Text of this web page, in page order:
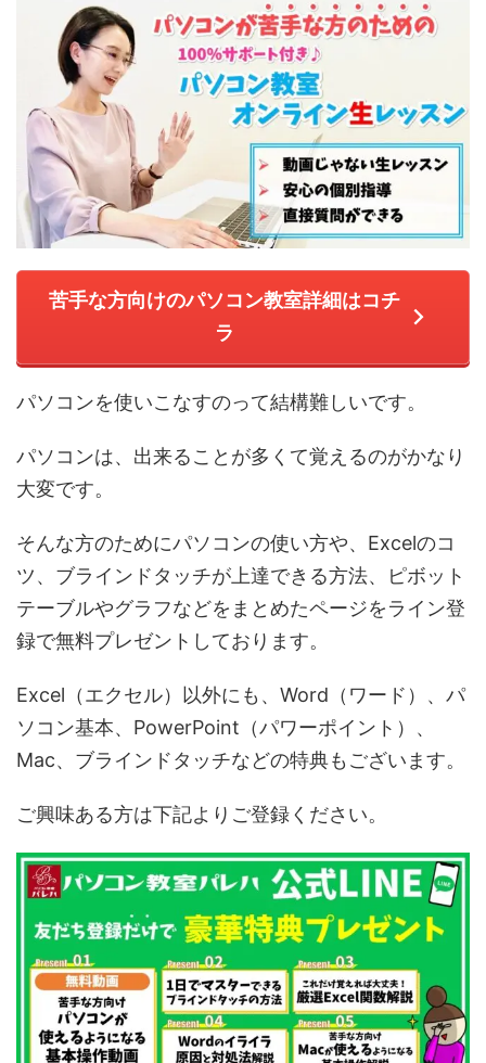
苦手な方向けのパソコン教室詳細はコチ
ラ
パソコンを使いこなすのって結構難しいです。
パソコンは、出来ることが多くて覚えるのがかなり
大変です。
そんな方のためにパソコンの使い方や、Excelのコ
ツ、ブラインドタッチが上達できる方法、ピボット
テーブルやグラフなどをまとめたページをライン登
録で無料プレゼントしております。
Excel（エクセル）以外にも、Word（ワード）、パ
ソコン基本、PowerPoint（パワーポイント）、
Mac、ブラインドタッチなどの特典もございます。
ご興味ある方は下記よりご登録ください。